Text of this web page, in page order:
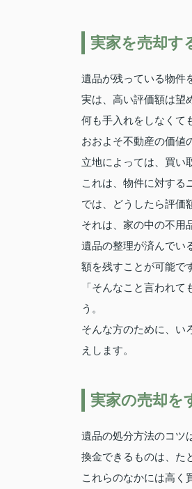
実家を売却す
遺品が残っている物件
実は、高い評価額は望
何も手入れをしなくて
おおよそ不動産の価値
立地によっては、買い
これは、物件に対する
では、どうしたら評価
それは、家の中の不用
遺品の整理が済んでい
額を残すことが可能で
「そんなこと言われ
う。
そんな方のために、い
えします。
実家の売却を
遺品の処分方法のコツ
換金できるものは、た
これらのなかには高く